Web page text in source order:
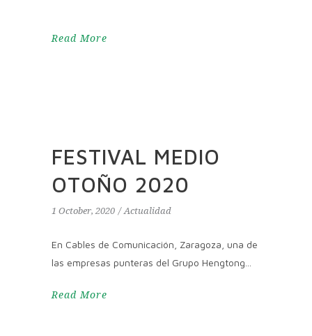
Read More
FESTIVAL MEDIO
OTOÑO 2020
1 October, 2020 Actualidad
En Cables de Comunicación, Zaragoza, una de
las empresas punteras del Grupo Hengtong
Read More